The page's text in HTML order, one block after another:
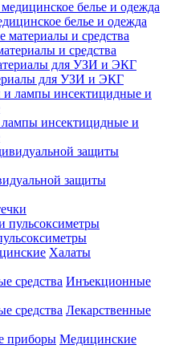
белье и одежда
и средства
для УЗИ и ЭКГ
инсектицидные и
защиты
Халаты
Инъекционные
Лекарственные
Медицинские